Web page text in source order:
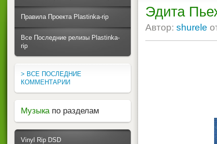
Эдита
Автор: shurele
Правила Проекта Plastinka-rip
Все Последние релизы Plastinka-
rip
> ВСЕ ПОСЛЕДНИЕ
КОММЕНТАРИИ
Музыка по разделам
Vinyl Rip DSD